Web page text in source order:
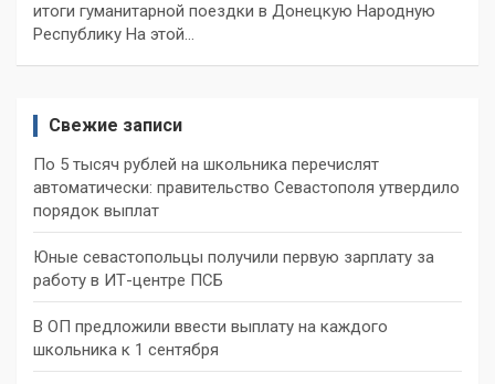
итоги гуманитарной поездки в Донецкую Народную
Республику На этой…
Свежие записи
По 5 тысяч рублей на школьника перечислят
автоматически: правительство Севастополя утвердило
порядок выплат
Юные севастопольцы получили первую зарплату за
работу в ИТ-центре ПСБ
В ОП предложили ввести выплату на каждого
школьника к 1 сентября